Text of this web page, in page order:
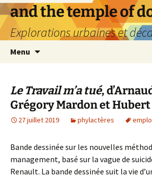
Aller
au
contenu
and the temple of
Explorations urbaines et
Menu
Le Travail m’a tué,
Grégory Mardon et
27 juillet 2019 phylactères
Bande dessinée sur les nouvelles
management, basé sur la vague de
Renault. La bande dessinée suit la vie